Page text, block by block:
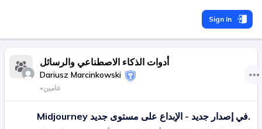
Sign In
أدوات الذكاء الاصطناعي والرسائل
Dariusz Marcinkowski
•عامين
Midjourney في إصدار جديد - الإبداع على مستوى جديد.